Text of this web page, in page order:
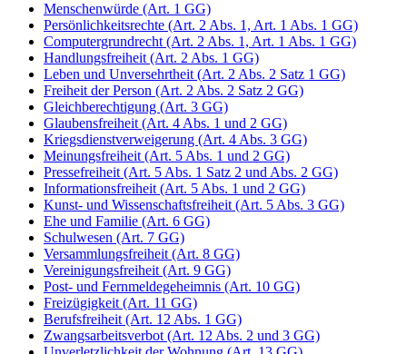
Menschenwürde (Art. 1 GG)
Persönlichkeitsrechte (Art. 2 Abs. 1, Art. 1 Abs. 1 GG)
Computergrundrecht (Art. 2 Abs. 1, Art. 1 Abs. 1 GG)
Handlungsfreiheit (Art. 2 Abs. 1 GG)
Leben und Unversehrtheit (Art. 2 Abs. 2 Satz 1 GG)
Freiheit der Person (Art. 2 Abs. 2 Satz 2 GG)
Gleichberechtigung (Art. 3 GG)
Glaubensfreiheit (Art. 4 Abs. 1 und 2 GG)
Kriegsdienstverweigerung (Art. 4 Abs. 3 GG)
Meinungsfreiheit (Art. 5 Abs. 1 und 2 GG)
Pressefreiheit (Art. 5 Abs. 1 Satz 2 und Abs. 2 GG)
Informationsfreiheit (Art. 5 Abs. 1 und 2 GG)
Kunst- und Wissenschaftsfreiheit (Art. 5 Abs. 3 GG)
Ehe und Familie (Art. 6 GG)
Schulwesen (Art. 7 GG)
Versammlungsfreiheit (Art. 8 GG)
Vereinigungsfreiheit (Art. 9 GG)
Post- und Fernmeldegeheimnis (Art. 10 GG)
Freizügigkeit (Art. 11 GG)
Berufsfreiheit (Art. 12 Abs. 1 GG)
Zwangsarbeitsverbot (Art. 12 Abs. 2 und 3 GG)